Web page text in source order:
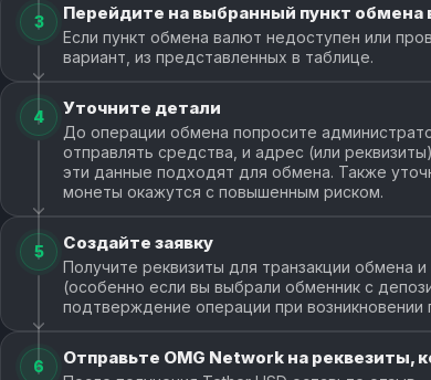
3 Перейдите на выбранный пункт обмена
Если пункт обмена валют недоступен или
вариант, из представленных в таблице.
4 Уточните детали
До операции обмена попросите
отправлять средства, и адрес (или
эти данные подходят для обмена. Также
монеты окажутся с повышенным риском.
5 Создайте заявку
Получите реквизиты для транзакции обмена
(особенно если вы выбрали обменник с
подтверждение операции при возникновении
6 Отправьте OMG Network на реквезиты,